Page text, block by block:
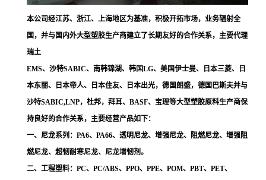
本公司经江苏、浙江、上海地区为基准，积极开拓市场，业务辐射全
国，并与国内外大型塑胶生产商建立了长期友好的合作关系，主要代理
瑞土
EMS、沙特SABIC、南韩锦湖、韩国LG、美国伊士曼、日本三菱、日
本东丽、日本帝人、日本住友、日本出光，德国朗盛，德国巴斯夫并与
沙特SABIC,LNP，杜邦，拜耳、BASF、宝理等大型塑胶原料生产商保
持良好的合作关系，主要经营产品如下：
一、尼龙系列：PA6、PA66、透明尼龙、增强尼龙、阻燃尼龙、增强阻
燃尼龙、超韧耐寒尼龙、尼龙增韧剂。
二、工程塑料：PC、PC/ABS、PPO、PPE、POM、PBT、PET、